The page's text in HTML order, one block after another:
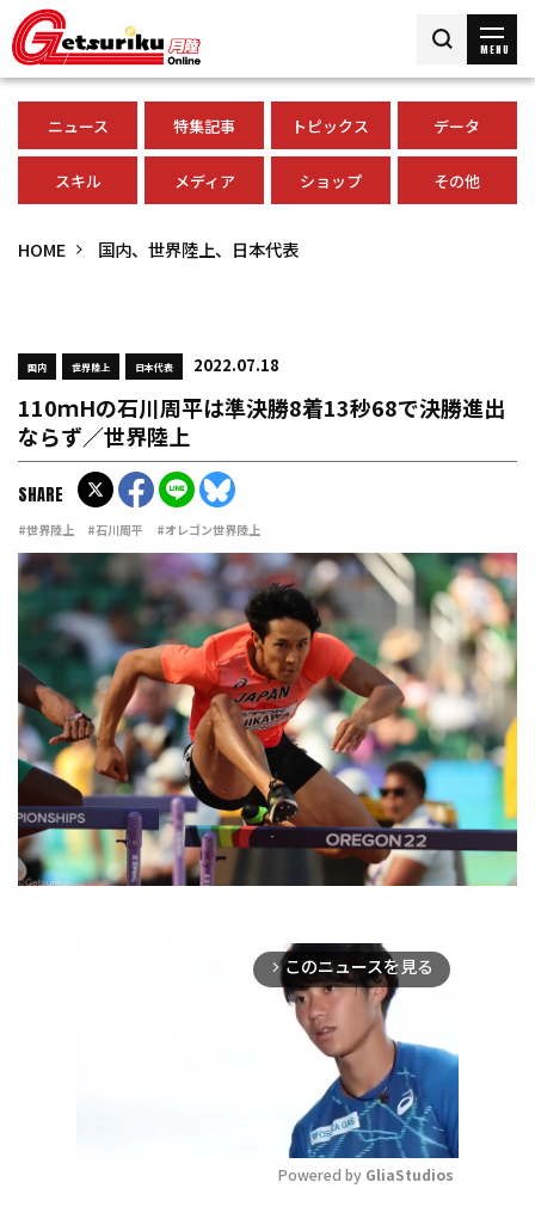
MENU
ニュース 特集記事 トピックス データ
スキル メディア ショップ その他
HOME 国内、世界陸上、日本代表
国内 世界陸上 日本代表 2022.07.18
110ｍHの石川周平は準決勝8着13秒68で決勝進出
ならず／世界陸上
#世界陸上 #石川周平 #オレゴン世界陸上
SHARE
arrow_forward_ios このニュースを見る
Powered by GliaStudios